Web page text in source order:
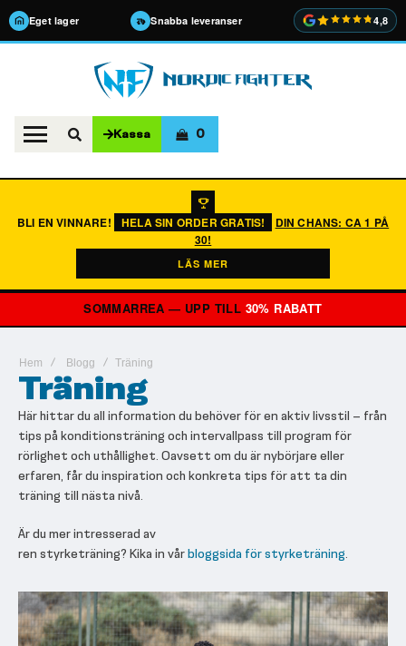
Eget lager Snabba leveranser 4,8
Kassa 0
BLI EN VINNARE! HELA SIN ORDER GRATIS!
DIN CHANS: CA 1 PÅ
30!
LÄS MER
SOMMARREA — UPP TILL 30% RABATT
Hem Blogg Träning
Träning
Här hittar du all information du behöver för en aktiv livsstil – från
tips på konditionsträning och intervallpass till program för
rörlighet och uthållighet. Oavsett om du är nybörjare eller
erfaren, får du inspiration och konkreta tips för att ta din
träning till nästa nivå.
Är du mer intresserad av
ren styrketräning? Kika in vårbloggsida för styrketräning.